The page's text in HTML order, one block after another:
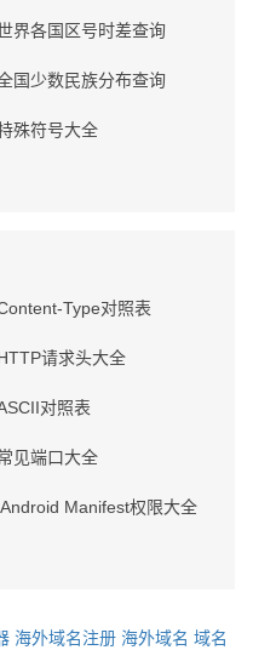
界各国区号时差查询
国少数民族分布查询
殊符号大全
Type对照表
请求头大全
对照表
见端口大全
Android Manifest权限大全
海外域名注册 海外域名 域名